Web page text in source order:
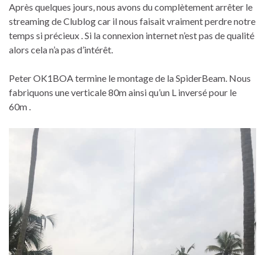
Après quelques jours, nous avons du complètement arrêter le
streaming de Clublog car il nous faisait vraiment perdre notre
temps si précieux . Si la connexion internet n’est pas de qualité
alors cela n’a pas d’intérêt.
Peter OK1BOA termine le montage de la SpiderBeam. Nous
fabriquons une verticale 80m ainsi qu’un L inversé pour le
60m .